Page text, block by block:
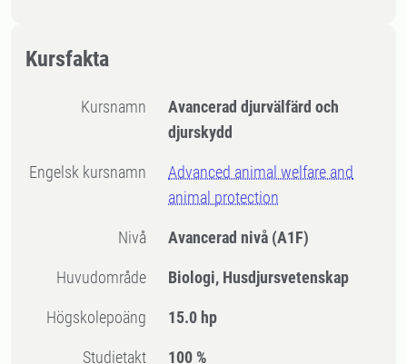
Kursfakta
Kursnamn
Avancerad djurvälfärd och
djurskydd
Engelsk kursnamn
Advanced animal welfare and
animal protection
Nivå Avancerad nivå (A1F)
Huvudområde Biologi, Husdjursvetenskap
högskolepoäng 15.0 hp
Studietakt 100 %